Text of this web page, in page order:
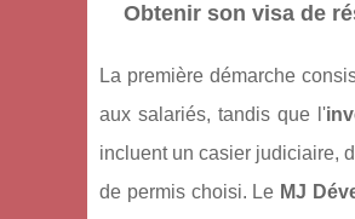
Obtenir son visa de
La première démarche
aux salariés, tandis que l'
incluent un casier judiciaire,
de permis choisi. Le MJ